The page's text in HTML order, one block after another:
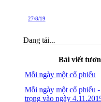
27/8/19
Đang tải...
Bài viết
Mỗi ngày một cổ phiếu
Mỗi ngày một cổ phiếu
trọng vào ngày